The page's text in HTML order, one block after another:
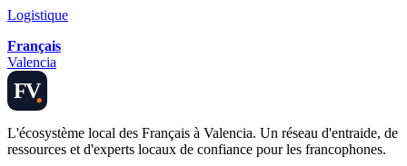
Logistique
Français
Valencia
FV
L'écosystème local des Français à Valencia. Un réseau d'entraide, de
ressources et d'experts locaux de confiance pour les francophones.